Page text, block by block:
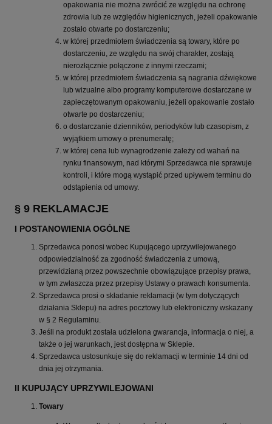
opakowania nie można zwrócić ze względu na ochronę
zdrowia lub ze względów higienicznych, jeżeli opakowanie
zostało otwarte po dostarczeniu;
w której przedmiotem świadczenia są towary, które po
dostarczeniu, ze względu na swój charakter, zostają
nierozłącznie połączone z innymi rzeczami;
w której przedmiotem świadczenia są nagrania dźwiękowe
lub wizualne albo programy komputerowe dostarczane w
zapieczętowanym opakowaniu, jeżeli opakowanie zostało
otwarte po dostarczeniu;
o dostarczanie dzienników, periodyków lub czasopism, z
wyjątkiem umowy o prenumeratę;
w której cena lub wynagrodzenie zależy od wahań na
rynku finansowym, nad którymi Sprzedawca nie sprawuje
kontroli, i które mogą wystąpić przed upływem terminu do
odstąpienia od umowy.
§ 9 REKLAMACJE
I POSTANOWIENIA OGÓLNE
Sprzedawca ponosi wobec Kupującego uprzywilejowanego
odpowiedzialność za zgodność świadczenia z umową,
przewidzianą przez powszechnie obowiązujące przepisy prawa,
w tym zwłaszcza przez przepisy Ustawy o prawach konsumenta.
Sprzedawca prosi o składanie reklamacji (w tym dotyczących
działania Sklepu) na adres pocztowy lub elektroniczny wskazany
w § 2 Regulaminu.
Jeśli na produkt została udzielona gwarancja, informacja o niej, a
także o jej warunkach, jest dostępna w Sklepie.
Sprzedawca ustosunkuje się do reklamacji w terminie 14 dni od
dnia jej otrzymania.
II KUPUJĄCY UPRZYWILEJOWANI
Towary